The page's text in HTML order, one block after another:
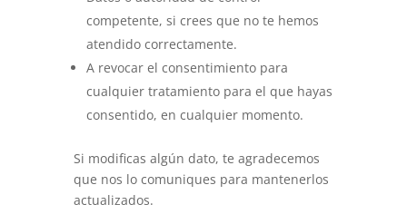
competente, si crees que no te hemos
atendido correctamente.
A revocar el consentimiento para
cualquier tratamiento para el que hayas
consentido, en cualquier momento.
Si modificas algún dato, te agradecemos
que nos lo comuniques para mantenerlos
actualizados.